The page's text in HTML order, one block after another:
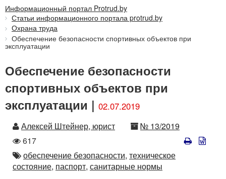
Информационный портал Protrud.by
Статьи информационного портала protrud.by
Охрана труда
Обеспечение безопасности спортивных объектов при
эксплуатации
Обеспечение безопасности
спортивных объектов при
эксплуатации | 02.07.2019
Автор
Алексей Штейнер, юрист Номер
№ 13/2019
Количество
просмотров
617
Автор
обеспечение безопасности, техническое
состояние, паспорт, санитарные нормы